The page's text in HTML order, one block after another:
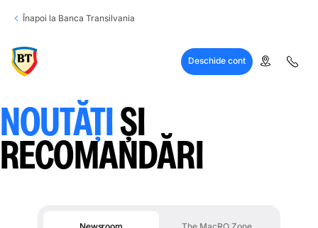
Înapoi la Banca Transilvania
Deschide cont
NOUTĂȚIȘI
RECOMANDĂRI
Newsroom The MacRO Zone